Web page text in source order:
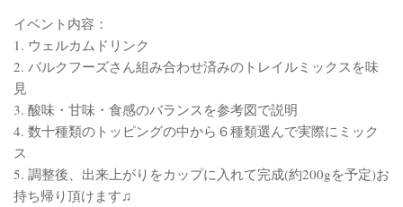
イベント内容：
1. ウェルカムドリンク
2. バルクフーズさん組み合わせ済みのトレイルミックスを味
見
3. 酸味・甘味・食感のバランスを参考図で説明
4. 数十種類のトッピングの中から６種類選んで実際にミック
ス
5. 調整後、出来上がりをカップに入れて完成(約200gを予定)お
持ち帰り頂けます♫